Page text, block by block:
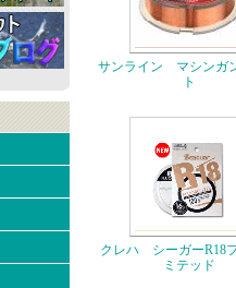
サンライン マシンガ
ト
クレハ シーガーR18
ミテッド